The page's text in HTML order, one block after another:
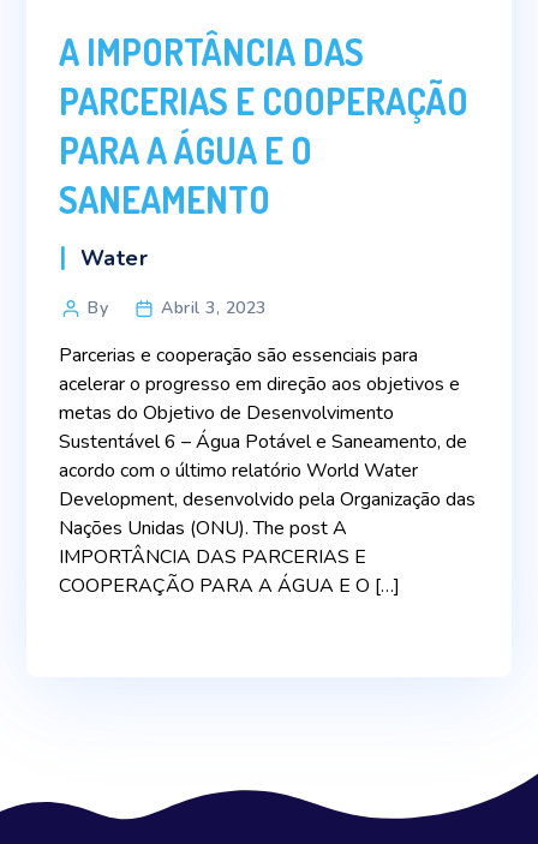
A IMPORTÂNCIA DAS
PARCERIAS E COOPERAÇÃO
PARA A ÁGUA E O
SANEAMENTO
Categories
Water
PostBy Abril 3, 2023
Parcerias e cooperação são essenciais para
acelerar o progresso em direção aos objetivos e
metas do Objetivo de Desenvolvimento
Sustentável 6 – Água Potável e Saneamento, de
acordo com o último relatório World Water
Development, desenvolvido pela Organização das
Nações Unidas (ONU). The post A
IMPORTÂNCIA DAS PARCERIAS E
COOPERAÇÃO PARA A ÁGUA E O […]